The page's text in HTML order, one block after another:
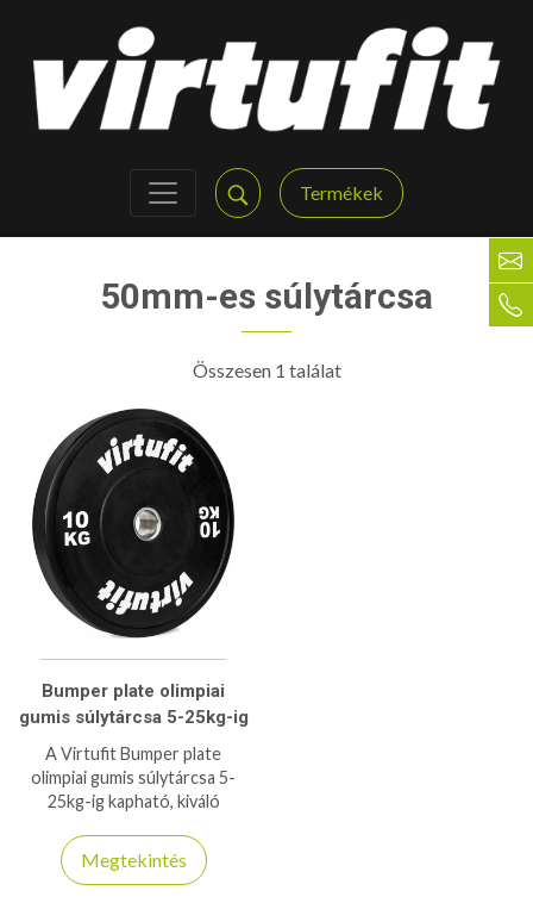
Termékek
50mm-es súlytárcsa
Összesen 1 találat
Bumper plate olimpiai
gumis súlytárcsa 5-25kg-ig
A Virtufit Bumper plate
olimpiai gumis súlytárcsa 5-
25kg-ig kapható, kiváló
Megtekintés